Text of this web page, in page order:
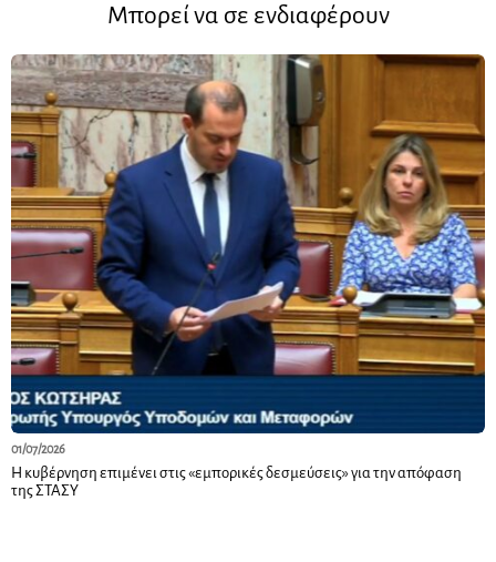
Μπορεί να σε ενδιαφέρουν
01/07/2026
Η κυβέρνηση επιμένει στις «εμπορικές δεσμεύσεις» για την απόφαση
της ΣΤΑΣΥ